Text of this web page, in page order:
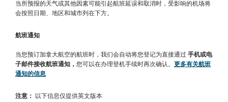
当所预报的天气或其他因素可能引起航班延误和取消时，受影响的机场将
会按照日期、地区和城市列在下方。
航班通知
当您预订加拿大航空的航班时，我们会自动将您登记为直接通过 手机或电
子邮件接收航班通知， 您可以在办理登机手续时再次确认。 更多有关航班
通知的信息
注意： 以下信息仅提供英文版本